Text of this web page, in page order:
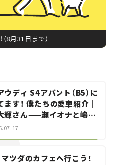
8月31日まで）
ウディ S4アバント（B5）に
ます！ 僕たちの愛車紹介｜
輝さん——瀬イオナと嶋田
「クルマでざっくばらんば
マツダのカフェへ行こう！